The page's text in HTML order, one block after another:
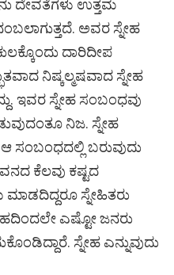
py
Li
n
k
er
es
t
ar
e
ದೇವತೆಗಳು ಉತ್ತಮ
ಅವರ ಸ್ನೇಹ
ದಾರಿದೀಪ
ನಿಷ್ಕಲ್ಮಷವಾದ ಸ್ನೇಹ
ಇವರ ಸ್ನೇಹ ಸಂಬಂಧವು
ನಿಜ. ಸ್ನೇಹ
ಆ ಸಂಬಂಧದಲ್ಲಿ ಬರುವುದು
ಕೆಲವು ಕಷ್ಟದ
ಸ್ನೇಹಿತರು
ಎಷ್ಟೋ ಜನರು
ಸ್ನೇಹ ಎನ್ನುವುದು